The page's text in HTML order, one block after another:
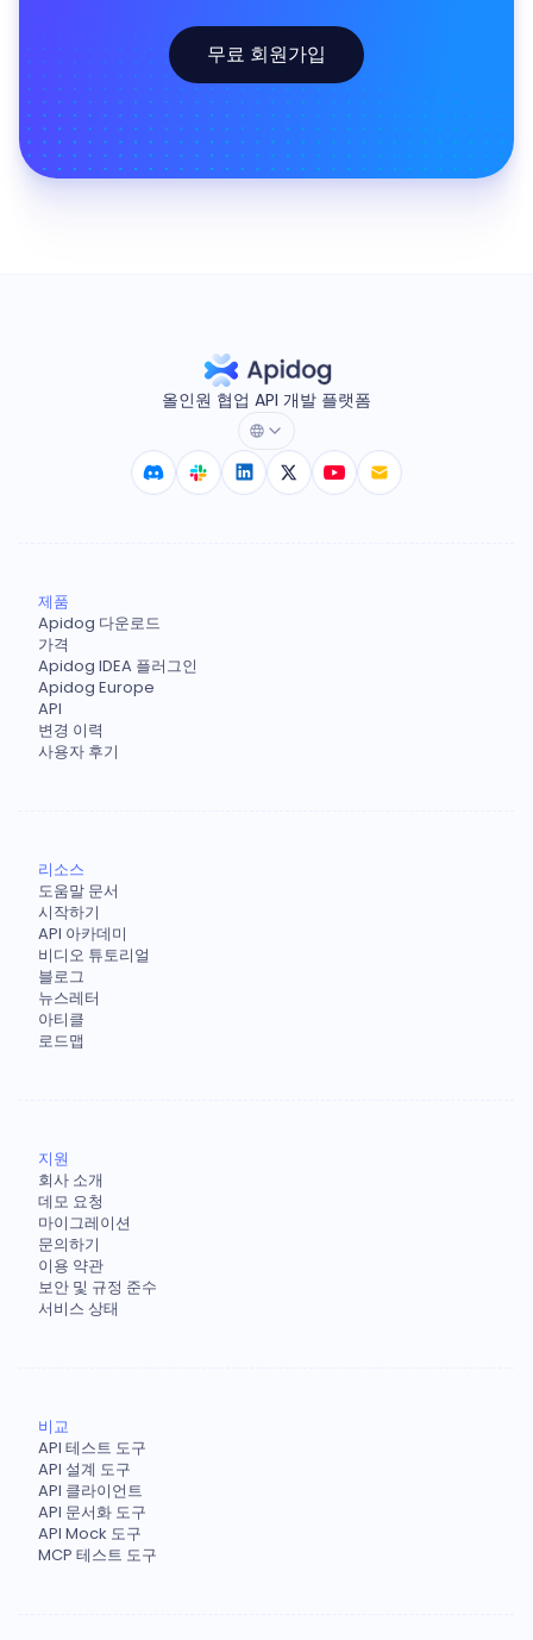
무료 회원가입
올인원 협업 API 개발 플랫폼
제품
Apidog 다운로드
가격
Apidog IDEA 플러그인
Apidog Europe
API
변경 이력
사용자 후기
리소스
도움말 문서
시작하기
API 아카데미
비디오 튜토리얼
블로그
뉴스레터
아티클
로드맵
지원
회사 소개
데모 요청
마이그레이션
문의하기
이용 약관
보안 및 규정 준수
서비스 상태
비교
API 테스트 도구
API 설계 도구
API 클라이언트
API 문서화 도구
API Mock 도구
MCP 테스트 도구